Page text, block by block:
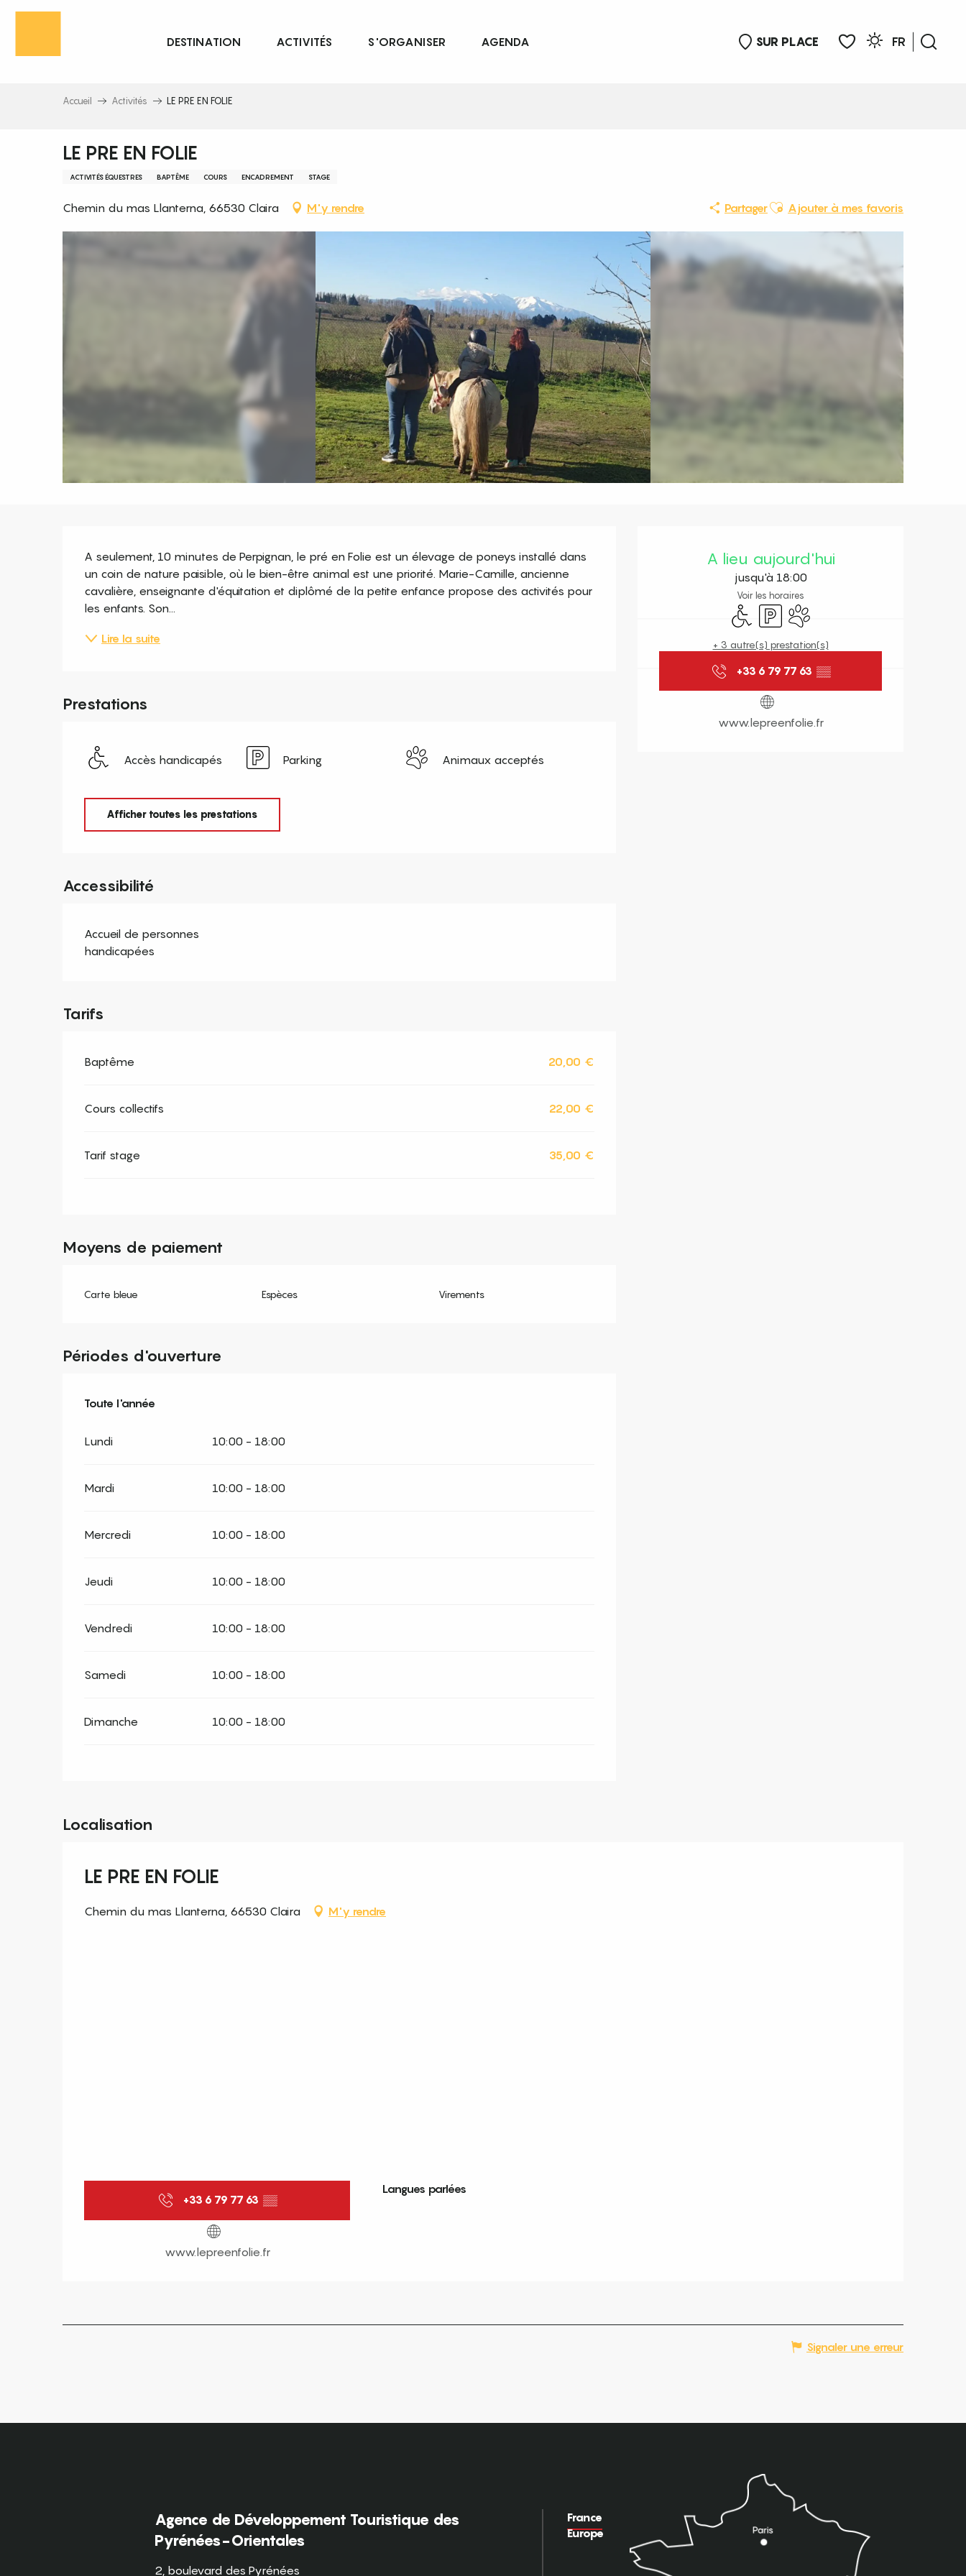
Aller
principal
SUR PLACE
FR
DESTINATION ACTIVITÉS S'ORGANISER AGENDA
Accueil Activités LE PRE EN FOLIE
LE PRE EN FOLIE
ACTIVITÉS ÉQUESTRES BAPTÊME COURS ENCADREMENT STAGE
Chemin du mas Llanterna, 66530 Claira M'y rendre PartagerAjouter aux favoris
Ajouter à mes favoris
A lieu aujourd'hui
jusqu'à 18:00
Voir les horaires
Accès handicapés
ParkingAnimaux acceptés
+ 3 autre(s) prestation(s)
+33 6 79 77 63 ▒▒
www.lepreenfolie.fr
Description
A seulement, 10 minutes de Perpignan, le pré en Folie est un élevage de poneys installé dans
un coin de nature paisible, où le bien-être animal est une priorité. Marie-Camille, ancienne
cavalière, enseignante d'équitation et diplômé de la petite enfance propose des activités pour
les enfants. Son...
Lire la suite
Prestations
Accès handicapés Parking Animaux acceptés
Afficher toutes les prestations
Accessibilité
Accueil de personnes
handicapées
Tarifs
Baptême 20,00 €
Cours collectifs 22,00 €
Tarif stage 35,00 €
Moyens de paiement
Carte bleue Espèces Virements
Périodes d'ouverture
Toute l'année
Toute l'année
Lundi 10:00 - 18:00
Mardi 10:00 - 18:00
Mercredi 10:00 - 18:00
Jeudi 10:00 - 18:00
Vendredi 10:00 - 18:00
Samedi 10:00 - 18:00
Dimanche 10:00 - 18:00
Localisation
LE PRE EN FOLIE
Chemin du mas Llanterna, 66530 Claira M'y rendre
+33 6 79 77 63 ▒▒
www.lepreenfolie.fr
Langues parlées
Langues parlées
Signaler une erreur
Agence de Développement Touristique des
Pyrénées-Orientales
2, boulevard des Pyrénées
France
Europe